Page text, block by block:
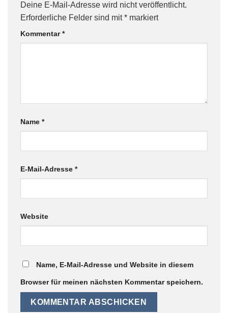
Deine E-Mail-Adresse wird nicht veröffentlicht.
Erforderliche Felder sind mit* markiert
Kommentar*
Name *
E-Mail-Adresse *
Website
Name, E-Mail-Adresse und Website in diesem
Browser für meinen nächsten Kommentar speichern.